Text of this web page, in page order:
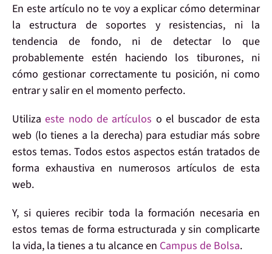
En este artículo no te voy a explicarcómo determinar
la estructura de soportes y resistencias, ni la
tendencia de fondo, ni de detectar lo que
probablemente estén haciendo los tiburones, ni
cómo gestionar correctamente tu posición, ni como
entrar y salir en el momento perfecto.
Utilizaeste nodo de artículos o el buscador de esta
web (lo tienes a la derecha) para estudiar más sobre
estos temas. Todos estos aspectos están tratados de
forma exhaustiva en numerosos artículos de esta
web.
Y, si quieres recibir toda la formación necesaria en
estos temas de formaestructurada ysin complicarte
la vida, la tienes a tu alcance en Campus de Bolsa.